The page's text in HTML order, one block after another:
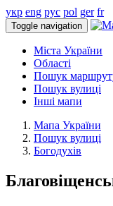
укр eng рус pol ger fr
Toggle navigation
Міста України
Області
Пошук
Пошук вулиці
Інші мапи
Мапа України
Пошук вулиці
Богодухів